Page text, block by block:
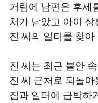
거림에 남편은 후세
처가 남았고 아이
진 씨의 일터를 찾
진 씨는 최근 불안
진 씨 근처로 되돌
집과 일터에 급박하